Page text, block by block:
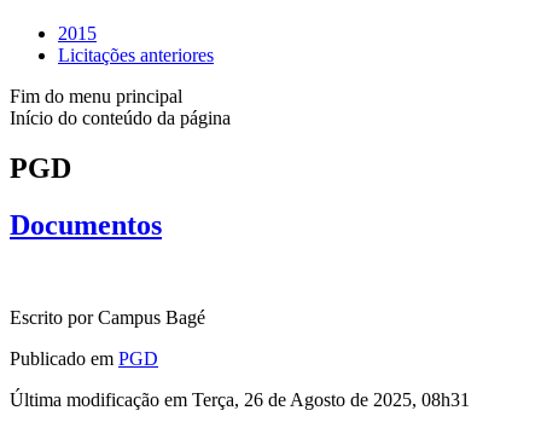
2015
Licitações anteriores
Fim do menu principal
Início do conteúdo da página
PGD
Documentos
Escrito por Campus Bagé
Publicado em PGD
Última modificação em Terça, 26 de Agosto de 2025, 08h31